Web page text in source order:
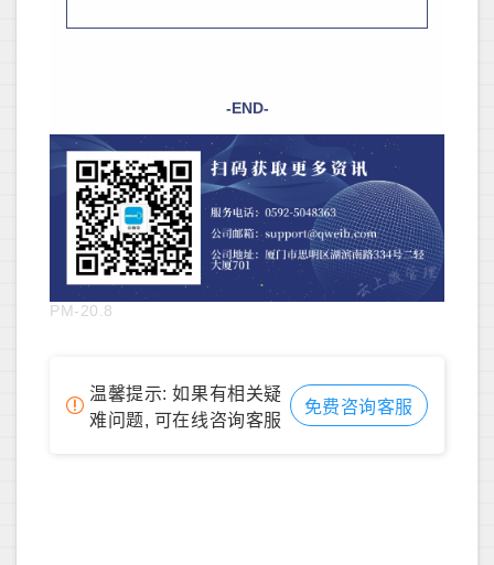
-END-
PM-20.8
温馨提示: 如果有相关疑
难问题, 可在线咨询客服
免费咨询客服